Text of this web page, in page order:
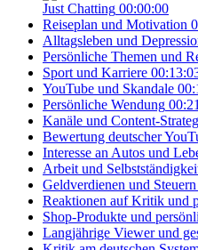
Just Chatting 00:00:00
Reiseplan und Motivation
Alltagsleben und
Persönliche Themen und
Sport und Karriere
YouTube und Skandale
Persönliche Wendung
Kanäle und Content-
Bewertung deutscher
Interesse an Autos und
Arbeit und
Geldverdienen und
Reaktionen auf Kritik und
Shop-Produkte und
Langjährige Viewer und